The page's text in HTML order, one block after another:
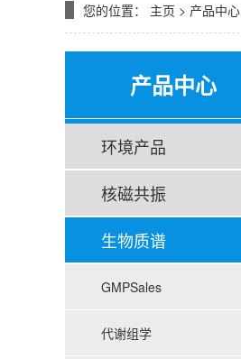
您的位置： 主页 > 产品中心
产品中心
环境产品
核磁共振
生物质谱
GMPSales
代谢组学